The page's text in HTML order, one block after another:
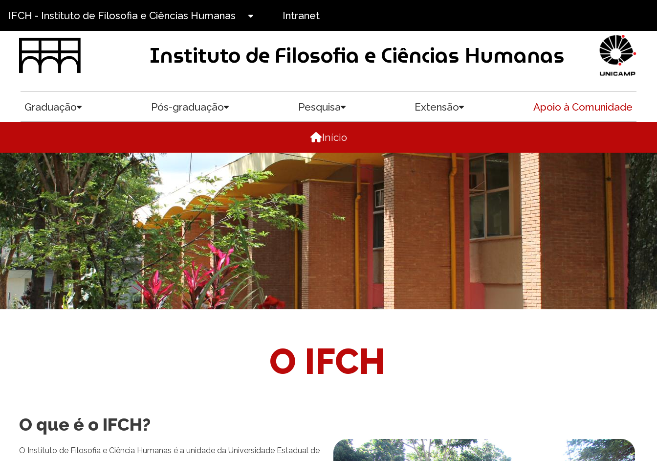
IFCH - Instituto de Filosofia e Ciências Humanas Intranet
Instituto de Filosofia e Ciências Humanas
Graduação Pós-graduação Pesquisa Extensão Apoio à Comunidade
Início
O IFCH
O que é o IFCH?
O Instituto de Filosofia e Ciência Humanas é a unidade da Universidade Estadual de